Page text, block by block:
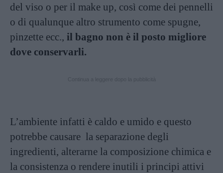
del viso o per il make up, così come dei pennelli
o di qualunque altro strumento come spugne,
pinzette ecc., il bagno non è il posto migliore
dove conservarli.
L’ambiente infatti è caldo e umido e questo
potrebbe causare la separazione degli
ingredienti, alterarne la composizione chimica e
la consistenza o rendere inutili i principi attivi